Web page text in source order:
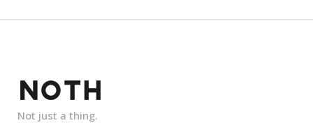
Not just a thing.